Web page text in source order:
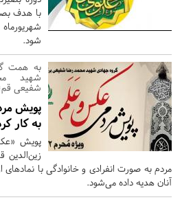
شود.
به همت
شهید
شفیعی
پویش
به کار
پویش
زین‌الدین
مردم به صورت انفرادی و خانوادگی با
آنان هدیه داده می‌شود.